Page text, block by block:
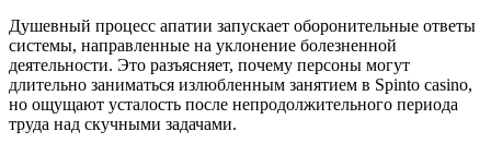
Душевный процесс апатии запускает оборонительные ответы
системы, направленные на уклонение болезненной
деятельности. Это разъясняет, почему персоны могут
длительно заниматься излюбленным занятием в Spinto casino,
но ощущают усталость после непродолжительного периода
труда над скучными задачами.